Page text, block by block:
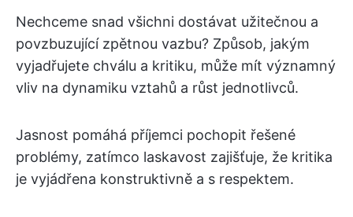
Nechceme snad všichni dostávat užitečnou a
povzbuzující zpětnou vazbu? Způsob, jakým
vyjadřujete chválu a kritiku, může mít významný
vliv na dynamiku vztahů a růst jednotlivců.
Jasnost pomáhá příjemci pochopit řešené
problémy, zatímco laskavost zajišťuje, že kritika
je vyjádřena konstruktivně a s respektem.